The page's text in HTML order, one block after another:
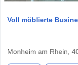
Voll möblierte
Monheim am Rhein,